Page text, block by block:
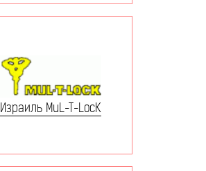
Израиль MuL-T-LocK